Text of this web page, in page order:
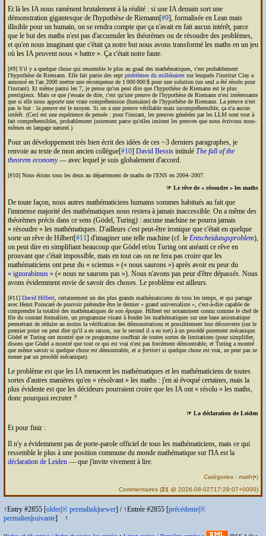
Et là les IAnous ramènent brutalement à la réalité : si une IAdemain sort une
démonstration gigantesque de l'hypothèse de Riemann[#9], formalisée en Lean mais
illisible pour un humain, on se rendra compte que ça n'avait en fait aucun intérêt, parce
que le but des maths n'est pas d'accumuler les théorèmes ou de résoudre des problèmes,
et qu'en nous imaginant que c'était ça notre but nous avons transformé les maths en un jeu
où les IApeuvent nous « battre ». Ça c'était notre faute.
[#9] S'il y a quelque chose qui ressemble le plus au graal des mathématiques, c'est probablement
l'hypothèse de Riemann. Elle fait partie des sept problèmes du millénairessur lesquels l'institut Clay a
annoncé en l'an 2000 mettre une récompense de 1 000 000 $ pour une solution (un seul a été résolu pour
l'instant). Et même parmi les 7, je pense qu'on peut dire que l'hypothèse de Riemann est le plus
prestigieux. Mais ce que j'essaie de dire, c'est qu'une preuve de l'hypothèse de Riemann n'est intéressante
que si elle nous apporte une vraie compréhension (humaine) de l'hypothèse de Riemann. La preuve n'est
pas le but : la preuve est le moyen. Si on a une preuve vérifiable mais incompréhensible, ça n'a aucun
intérêt. (Ceci est une expérience de pensée : pour l'instant, les preuves générées par les LLMsont tout à
fait compréhensibles, probablement justement parce qu'elles imitent les preuves que nous écrivons nous-
mêmes en langage naturel.)
Pour un développement très bien écrit des idées de ces ~3 derniers paragraphes, je
renvoie au texte de mon ancien collègue[#10] David Bessisintitulé The fall of the
theorem economy— avec lequel je suis globalement d'accord.
[#10] Nous étions tous les deux au département de maths de l'ENS en 2004–2007.
☞ Le rêve de « résoudre » les maths
De toute façon, nous autres mathématiciens humains sommes habitués au fait que
l'immense majorité des mathématiques nous restera à jamais inaccessible. On a même des
théorèmes précis dans ce sens (Gödel, Turing) : aucune machine ne pourra jamais
« résoudre » les mathématiques. D'ailleurs c'est peut-être ironique que c'était en quelque
sorte un rêve de Hilbert[#11] d'imaginer une telle machine (cf. le Entscheidungsproblem),
on peut dire en simplifiant beaucoup que Gödel et/ou Turing ont anéanti ce rêve en
prouvant que c'était impossible, mais en tout cas on ne fera pas croire que les
mathématiciens ont peur du
sciemus ( nous saurons
) après avoir eu peur du
ignorabimus
( nous ne saurons pas
). Nous n'avons pas peur d'être dépassés. Nous
avons évidemment envie de savoir des choses. Le problème est ailleurs.
[#11] David Hilbert, certainement un des plus grands mathématiciens de tous les temps, et qui partage
avec Henri Poincaré de pouvoir prétendre être le dernier « grand universaliste », c'est-à-dire capable de
comprendre la totalité des mathématiques de son époque. Hilbert est notamment connu comme le chef de
file du courant formaliste, un programme visant à fonder les mathématiques sur une base axiomatique
permettant de réduire au moins la vérification des démonstrations et possiblement leur découverte (sur le
premier point on peut dire qu'il a eu raison, sur le second il a eu tort) à un procédé purement mécanique.
Gödel et Turing ont montré que ce programme souffrait de toutes sortes de limitations (pour simplifier,
disons que Gödel a montré que tout ce qui est vrai n'est pas forcément démontrable, et Turing a montré
que même savoir si quelque chose est démontrable, et a fortiorisi quelque chose est vrai, ne peut pas se
mener par un procédé mécanique).
Le problème est que les IAmenacent les mathématiques et les mathématiciens de toutes
sortes d'autres manières qu'en « résolvant » les maths : j'en ai évoqué certaines, mais la
plus évidente est que les décideurs pourraient croire que les IAont « résolu » les maths,
donc pourquoi recruter ?
☞ La déclaration de Leiden
Et pour finir :
Il n'y a évidemment pas de porte-parole officiel de tous les mathématiciens, mais ce qui
ressemble le plus à une position commune du monde mathématique sur l'IAest la
déclaration de Leiden— que j'invite vivement à lire.
Catégories :math(•)
Commentaires (21 @ 2026-08-02T17:29:07+0000)
↑Entry #2855 [older|※ permalink|newer] / ↑Entrée #2855 [précédente|※
permalien|suivante] ↑